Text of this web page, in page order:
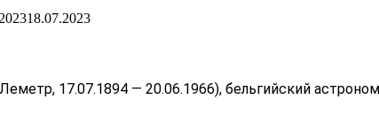
18.07.2023
17.07.1894 — 20.06.1966), бельгийский